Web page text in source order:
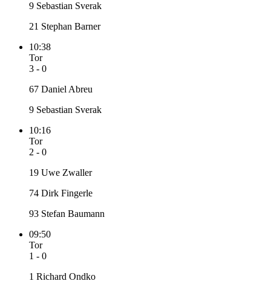
9 Sebastian Sverak
21 Stephan Barner
10:38
Tor
3 - 0
67 Daniel Abreu
9 Sebastian Sverak
10:16
Tor
2 - 0
19 Uwe Zwaller
74 Dirk Fingerle
93 Stefan Baumann
09:50
Tor
1 - 0
1 Richard Ondko